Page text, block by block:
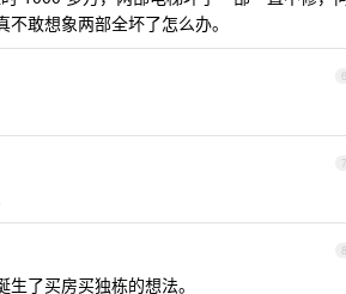
敢想象两部全坏了怎么办。
6
7
8
了买房买独栋的想法。